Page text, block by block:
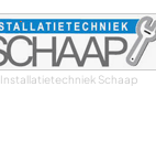
Installatietechniek Schaap